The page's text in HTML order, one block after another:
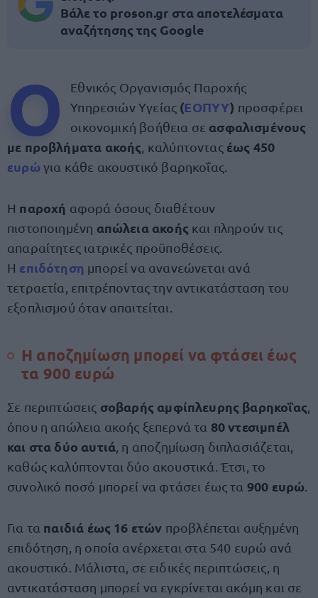
Βάλε το proson.gr στα αποτελέσματα
αναζήτησης της Google
Ο
Εθνικός Οργανισμός Παροχής
Υπηρεσιών Υγείας (ΕΟΠΥΥ) προσφέρει
οικονομική βοήθεια σε ασφαλισμένους
με προβλήματα ακοής , καλύπτονταςέως 450
ευρώ για κάθε ακουστικό βαρηκοΐας.
Η παροχή αφορά όσους διαθέτουν
πιστοποιημένη απώλεια ακοής και πληρούν τις
απαραίτητες ιατρικές προϋποθέσεις.
Η επιδότηση μπορεί να ανανεώνεται ανά
τετραετία, επιτρέποντας την αντικατάσταση του
εξοπλισμού όταν απαιτείται.
H αποζημίωση μπορεί να φτάσει έως
τα 900 ευρώ
Σε περιπτώσεις σοβαρής αμφίπλευρης βαρηκοΐας
όπου η απώλεια ακοής ξεπερνά τα 80 ντεσιμπέλ
και στα δύο αυτιά , η αποζημίωση διπλασιάζεται,
καθώς καλύπτονται δύο ακουστικά. Έτσι, το
συνολικό ποσό μπορεί να φτάσει έως τα 900 ευρώ
Για τα παιδιά έως 16 ετών προβλέπεται αυξημένη
επιδότηση, η οποία ανέρχεται στα 540 ευρώ ανά
ακουστικό. Μάλιστα, σε ειδικές περιπτώσεις, η
αντικατάσταση μπορεί να εγκρίνεται ακόμη και σε